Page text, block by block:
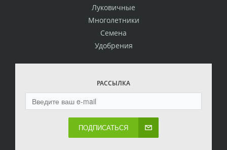
Луковичные
Многолетники
Семена
Удобрения
РАССЫЛКА
ПОДПИСАТЬСЯ